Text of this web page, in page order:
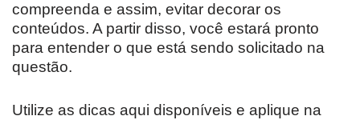
compreenda e assim, evitar decorar os
conteúdos. A partir disso, você estará pronto
para entender o que está sendo solicitado na
questão.
Utilize as dicas aqui disponíveis e aplique na